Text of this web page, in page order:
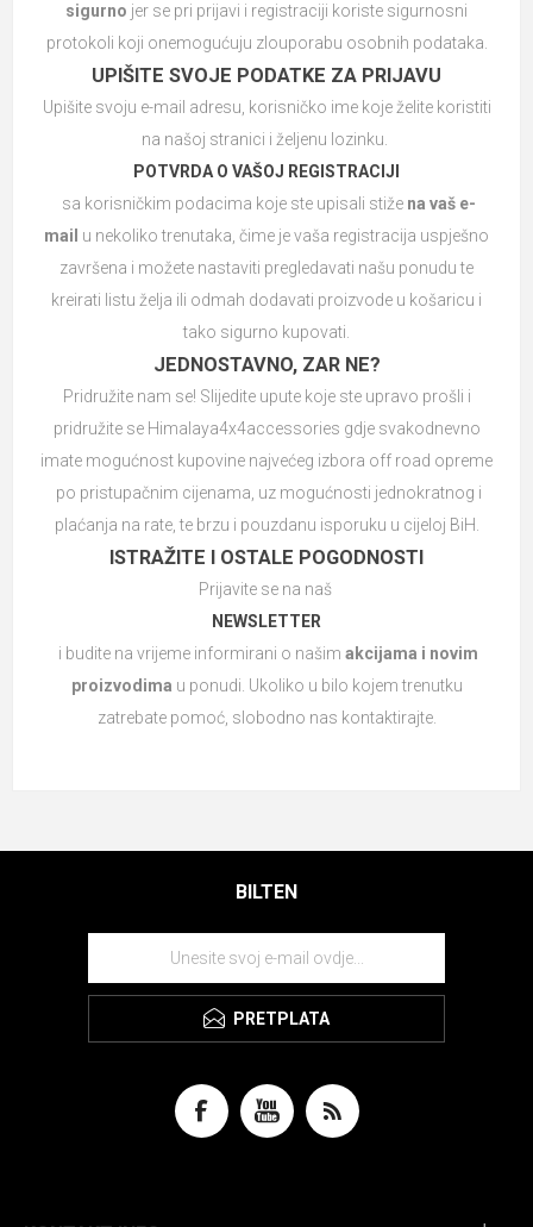
sigurno jer se pri prijavi i registraciji koriste sigurnosni
protokoli koji onemogućuju zlouporabu osobnih podataka.
UPIŠITE SVOJE PODATKE ZA PRIJAVU
Upišite svoju e-mail adresu, korisničko ime koje želite koristiti
na našoj stranici i željenu lozinku.
POTVRDA O VAŠOJ REGISTRACIJI
sa korisničkim podacima koje ste upisali stiže na vaš e-
mail u nekoliko trenutaka, čime je vaša registracija uspješno
završena i možete nastaviti pregledavati našu ponudu te
kreirati listu želja ili odmah dodavati proizvode u košaricu i
tako sigurno kupovati.
JEDNOSTAVNO, ZAR NE?
Pridružite nam se! Slijedite upute koje ste upravo prošli i
pridružite se Himalaya4x4accessories gdje svakodnevno
imate mogućnost kupovine najvećeg izbora off road opreme
po pristupačnim cijenama, uz mogućnosti jednokratnog i
plaćanja na rate, te brzu i pouzdanu isporuku u cijeloj BiH.
ISTRAŽITE I OSTALE POGODNOSTI
Prijavite se na naš
NEWSLETTER
i budite na vrijeme informirani o našim akcijama i novim
proizvodima u ponudi. Ukoliko u bilo kojem trenutku
zatrebate pomoć, slobodno nas kontaktirajte.
BILTEN
PRETPLATA